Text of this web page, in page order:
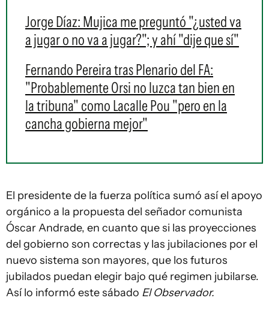
Jorge Díaz: Mujica me preguntó "¿usted va
a jugar o no va a jugar?"; y ahí "dije que sí"
Fernando Pereira tras Plenario del FA:
"Probablemente Orsi no luzca tan bien en
la tribuna" como Lacalle Pou "pero en la
cancha gobierna mejor"
El presidente de la fuerza política sumó así el apoyo
orgánico a la propuesta del señador comunista
Óscar Andrade, en cuanto que si las proyecciones
del gobierno son correctas y las jubilaciones por el
nuevo sistema son mayores, que los futuros
jubilados puedan elegir bajo qué regimen jubilarse.
Así lo informó este sábado El Observador.